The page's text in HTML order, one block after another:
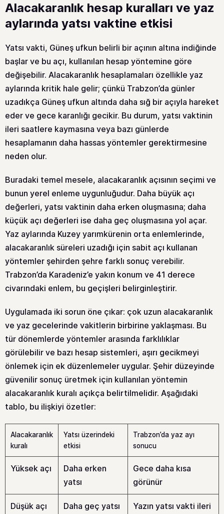
Alacakaranlık hesap kuralları ve yaz
aylarında yatsı vaktine etkisi
Yatsı vakti, Güneş ufkun belirli bir açının altına indiğinde
başlar ve bu açı, kullanılan hesap yöntemine göre
değişebilir. Alacakaranlık hesaplamaları özellikle yaz
aylarında kritik hale gelir; çünkü Trabzon’da günler
uzadıkça Güneş ufkun altında daha sığ bir açıyla hareket
eder ve gece karanlığı gecikir. Bu durum, yatsı vaktinin
ileri saatlere kaymasına veya bazı günlerde
hesaplamanın daha hassas yöntemler gerektirmesine
neden olur.
Buradaki temel mesele, alacakaranlık açısının seçimi ve
bunun yerel enleme uygunluğudur. Daha büyük açı
değerleri, yatsı vaktinin daha erken oluşmasına; daha
küçük açı değerleri ise daha geç oluşmasına yol açar.
Yaz aylarında Kuzey yarımkürenin orta enlemlerinde,
alacakaranlık süreleri uzadığı için sabit açı kullanan
yöntemler şehirden şehre farklı sonuç verebilir.
Trabzon’da Karadeniz’e yakın konum ve 41 derece
civarındaki enlem, bu geçişleri belirginleştirir.
Uygulamada iki sorun öne çıkar: çok uzun alacakaranlık
ve yaz gecelerinde vakitlerin birbirine yaklaşması. Bu
tür dönemlerde yöntemler arasında farklılıklar
görülebilir ve bazı hesap sistemleri, aşırı gecikmeyi
önlemek için ek düzenlemeler uygular. Şehir düzeyinde
güvenilir sonuç üretmek için kullanılan yöntemin
alacakaranlık kuralı açıkça belirtilmelidir. Aşağıdaki
tablo, bu ilişkiyi özetler:
Alacakaranlık
kuralı
Yatsı üzerindeki
etkisi
Trabzon’da yaz ayı
sonucu
Yüksek açı
Daha erken
yatsı
Gece daha kısa
görünür
Düşük açı Daha geç yatsı
Yazın yatsı vakti ileri